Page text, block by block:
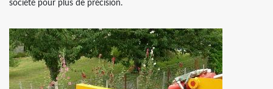
société pour plus de précision.